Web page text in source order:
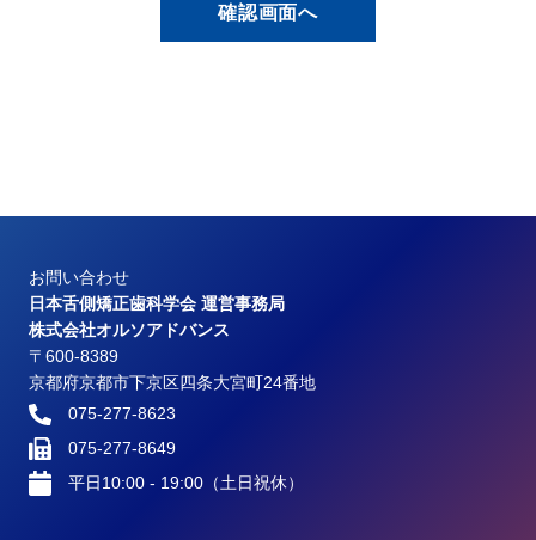
お問い合わせ
日本舌側矯正歯科学会 運営事務局
株式会社オルソアドバンス
〒600-8389
京都府京都市下京区四条大宮町24番地
075-277-8623
075-277-8649
平日10:00 - 19:00（土日祝休）